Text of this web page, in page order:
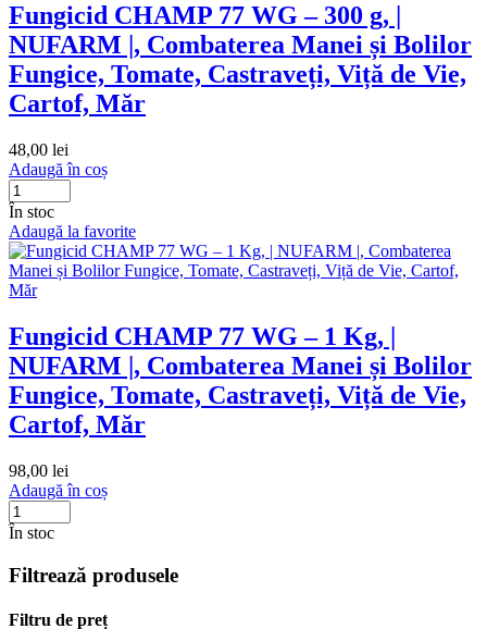
Fungicid CHAMP 77 WG – 300 g, |
NUFARM |, Combaterea Manei și Bolilor
Fungice, Tomate, Castraveți, Viță de Vie,
Cartof, Măr
48,00 lei
Adaugă în coș
În stoc
Adaugă la favorite
Fungicid CHAMP 77 WG – 1 Kg, |
NUFARM |, Combaterea Manei și Bolilor
Fungice, Tomate, Castraveți, Viță de Vie,
Cartof, Măr
98,00 lei
Adaugă în coș
În stoc
Filtrează produsele
Filtru de preț